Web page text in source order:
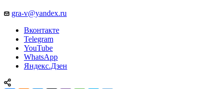
gra-v@yandex.ru
Вконтакте
Telegram
YouTube
WhatsApp
Яндекс.Дзен